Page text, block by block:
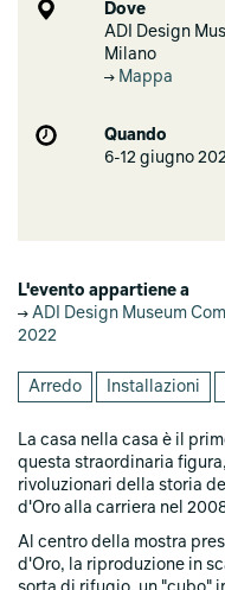
Dove
ADI Design
Milano
Mappa
Quando
6-12 giugno
L'evento appartiene a
ADI Design Museum
2022
Arredo Installazioni
La casa nella casa è il
questa straordinaria
rivoluzionari della storia
d'Oro alla carriera nel
Al centro della mostra
d'Oro, la riproduzione in